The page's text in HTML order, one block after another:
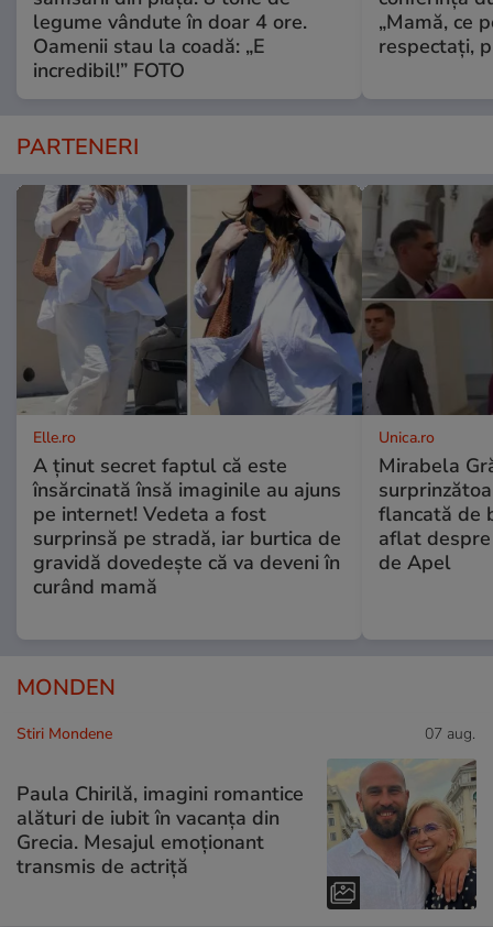
legume vândute în doar 4 ore.
Oamenii stau la coadă: „E
incredibil!” FOTO
„Mamă, ce
respectați,
PARTENERI
Elle.ro
A ținut secret faptul că este
însărcinată însă imaginile au ajuns
pe internet! Vedeta a fost
surprinsă pe stradă, iar burtica de
gravidă dovedește că va deveni în
curând mamă
Unica.ro
Mirabela
flancată de
aflat
de Apel
MONDEN
Stiri Mondene 07 aug.
Paula Chirilă, imagini romantice
alături de iubit în vacanța din
Grecia. Mesajul emoționant
transmis de actriță